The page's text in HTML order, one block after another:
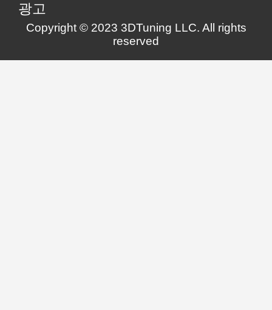
광고
Copyright © 2023 3DTuning LLC. All rights
reserved